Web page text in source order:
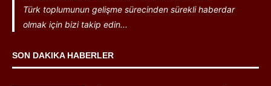
Türk toplumunun gelişme sürecinden sürekli haberdar
olmak için bizi takip edin...
SON DAKIKA HABERLER